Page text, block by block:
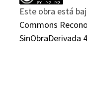
Este obra está
Commons
SinObraDerivada